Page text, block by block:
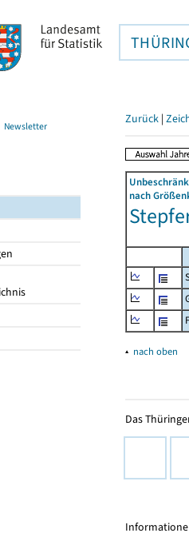
Newsletter Zurück |
nach
▴ nach oben
Das